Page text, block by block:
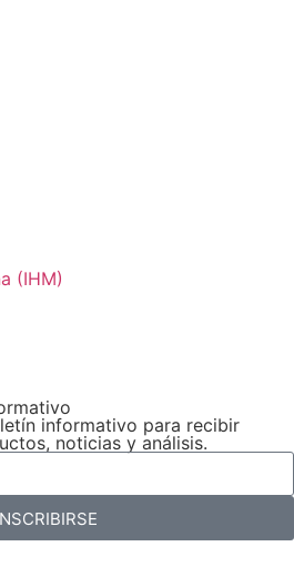
(IHM)
informativo para recibir
noticias y análisis.